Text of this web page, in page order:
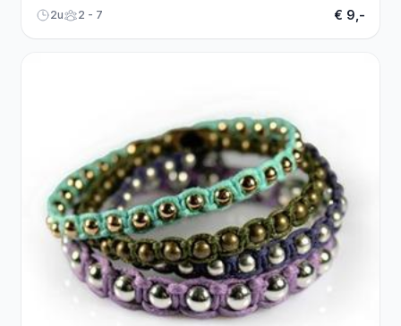
2u 2 - 7 € 9,-